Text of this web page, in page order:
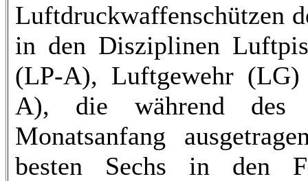
Luftdruckwaffenschützen
in den Disziplinen
(LP-A), Luftgewehr
A), die während des
Monatsanfang
besten Sechs in den